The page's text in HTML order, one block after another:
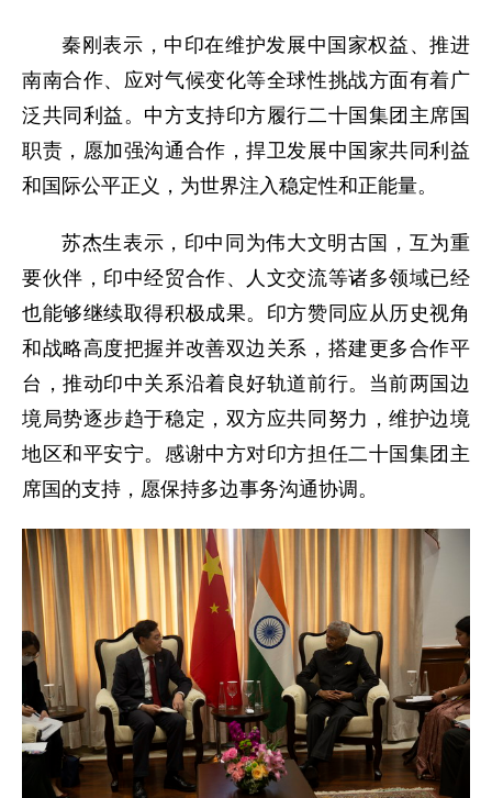
秦刚表示，中印在维护发展中国家权益、推进
南南合作、应对气候变化等全球性挑战方面有着广
泛共同利益。中方支持印方履行二十国集团主席国
职责，愿加强沟通合作，捍卫发展中国家共同利益
和国际公平正义，为世界注入稳定性和正能量。
苏杰生表示，印中同为伟大文明古国，互为重
要伙伴，印中经贸合作、人文交流等诸多领域已经
也能够继续取得积极成果。印方赞同应从历史视角
和战略高度把握并改善双边关系，搭建更多合作平
台，推动印中关系沿着良好轨道前行。当前两国边
境局势逐步趋于稳定，双方应共同努力，维护边境
地区和平安宁。感谢中方对印方担任二十国集团主
席国的支持，愿保持多边事务沟通协调。